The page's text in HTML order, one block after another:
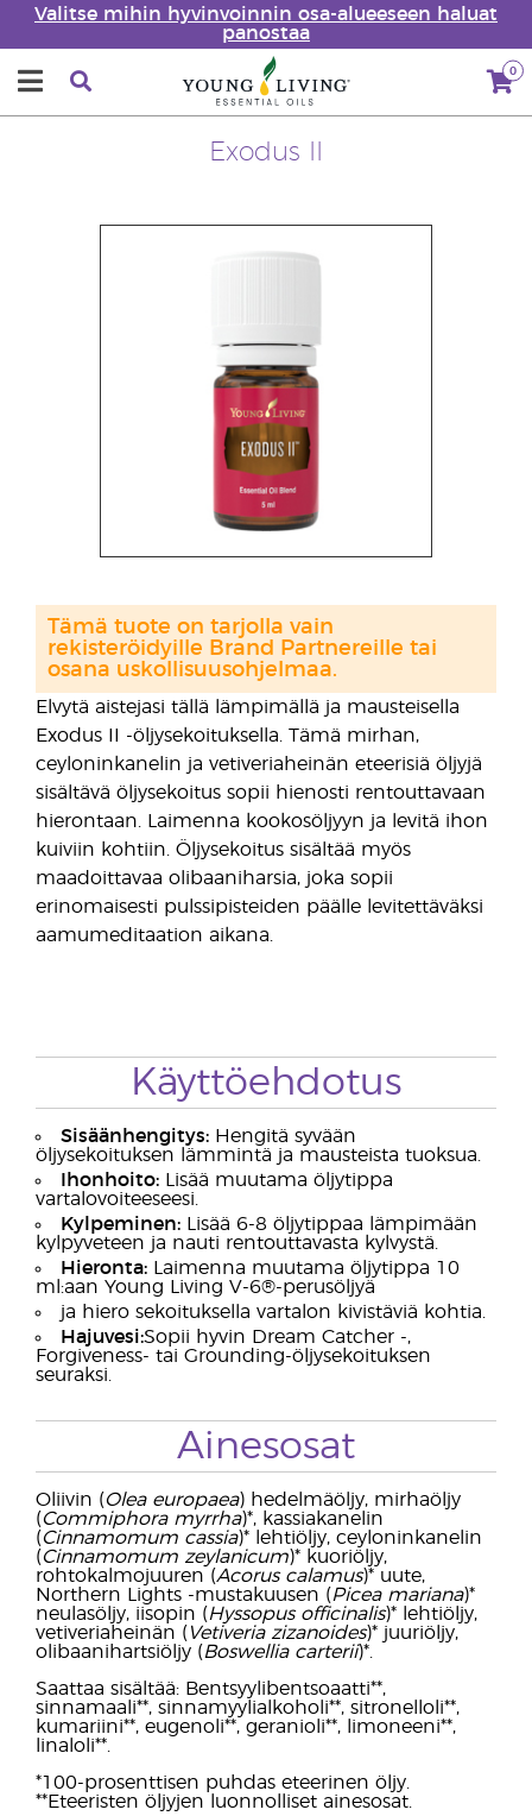
Valitse mihin hyvinvoinnin osa-alueeseen haluat
panostaa
0
Exodus II
Elvytä aistejasi tällä lämpimällä ja mausteisella
Exodus II -öljysekoituksella. Tämä mirhan,
ceyloninkanelin ja vetiveriaheinän eteerisiä öljyjä
sisältävä öljysekoitus sopii hienosti rentouttavaan
hierontaan. Laimenna kookosöljyyn ja levitä ihon
kuiviin kohtiin. Öljysekoitus sisältää myös
maadoittavaa olibaaniharsia, joka sopii
erinomaisesti pulssipisteiden päälle levitettäväksi
aamumeditaation aikana.
Tämä tuote on tarjolla vain
rekisteröidyille Brand Partnereille tai
osana uskollisuusohjelmaa.
Käyttöehdotus
Sisäänhengitys: Hengitä syvään
öljysekoituksen lämmintä ja mausteista tuoksua.
Ihonhoito: Lisää muutama öljytippa
vartalovoiteeseesi.
Kylpeminen: Lisää 6-8 öljytippaa lämpimään
kylpyveteen ja nauti rentouttavasta kylvystä.
Hieronta: Laimenna muutama öljytippa 10
ml:aan Young Living V-6®-perusöljyä
ja hiero sekoituksella vartalon kivistäviä kohtia.
Hajuvesi:Sopii hyvin Dream Catcher -,
Forgiveness- tai Grounding-öljysekoituksen
seuraksi.
Ainesosat
Oliivin (Olea europaea) hedelmäöljy, mirhaöljy
(Commiphora myrrha)*, kassiakanelin
(Cinnamomum cassia)* lehtiöljy, ceyloninkanelin
(Cinnamomum zeylanicum)* kuoriöljy,
rohtokalmojuuren (Acorus calamus)* uute,
Northern Lights -mustakuusen (Picea mariana)*
neulasöljy, iisopin (Hyssopus officinalis)* lehtiöljy,
vetiveriaheinän ( Vetiveria zizanoides)* juuriöljy,
olibaanihartsiöljy (Boswellia carterii)*.
Saattaa sisältää: Bentsyylibentsoaatti**,
sinnamaali**, sinnamyylialkoholi**, sitronelloli**,
kumariini**, eugenoli**, geranioli**, limoneeni**,
linaloli**.
*100-prosenttisen puhdas eteerinen öljy.
**Eteeristen öljyjen luonnolliset ainesosat.